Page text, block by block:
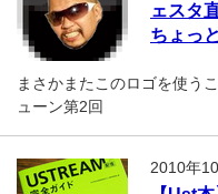
ェスタ
ちょっ
まさかまたこのロゴを使う
ューン第2回
2010年